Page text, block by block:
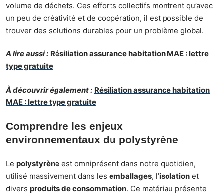
volume de déchets. Ces efforts collectifs montrent qu’avec
un peu de créativité et de coopération, il est possible de
trouver des solutions durables pour un problème global.
A lire aussi : Résiliation assurance habitation MAE : lettre
type gratuite
À découvrir également : Résiliation assurance habitation
MAE : lettre type gratuite
Comprendre les enjeux
environnementaux du polystyrène
Le polystyrène est omniprésent dans notre quotidien,
utilisé massivement dans les emballages, l’isolation et
divers produits de consommation. Ce matériau présente